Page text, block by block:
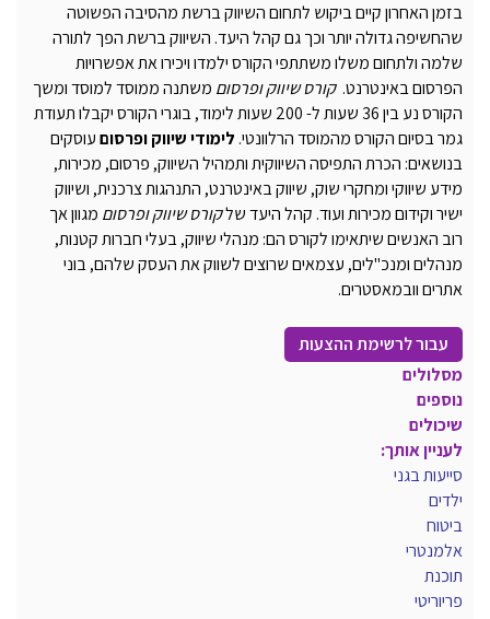
בזמן האחרון קיים ביקוש לתחום השיווק ברשת מהסיבה הפשוטה
שהחשיפה גדולה יותר וכך גם קהל היעד. השיווק ברשת הפך לתורה
שלמה ולתחום משלו משתתפי הקורס ילמדו ויכירו את אפשרויות
הפרסום באינטרנט.קורס שיווק ופרסום משתנה ממוסד למוסד ומשך
הקורס נע בין 36 שעות ל- 200 שעות לימוד, בוגרי הקורס יקבלו תעודת
גמר בסיום הקורס מהמוסד הרלוונטי. לימודי שיווק ופרסוםעוסקים
בנושאים: הכרת התפיסה השיווקית ותמהיל השיווק, פרסום, מכירות,
מידע שיווקי ומחקרי שוק, שיווק באינטרנט, התנהגות צרכנית, ושיווק
ישיר וקידום מכירות ועוד. קהל היעד שלקורס שיווק ופרסום מגוון אך
רוב האנשים שיתאימו לקורס הם: מנהלי שיווק, בעלי חברות קטנות,
מנהלים ומנכ"לים, עצמאים שרוצים לשווק את העסק שלהם, בוני
אתרים וובמאסטרים.
עבור לרשימת ההצעות
מסלולים
נוספים
שיכולים
לעניין אותך:
סייעות בגני
ילדים
ביטוח
אלמנטרי
תוכנת
פריוריטי